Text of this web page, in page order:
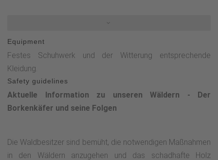
nun am Nordrand des großen Ferienparks vorbei zur
„Hasenkammer“ mit zwei Bauernhöfen und einem
Campingplatz. Wir gehen bergauf, biegen aber gleich wieder
links ab, Wegweiser Am Scheid. In ¼ Stunde erreichen wir
die Grillhütte Kuckucksuhle. Wir wandern nun auch ein Stück
auf dem Medebacher Bergweg nach rechts, biegen nach
befestigten Wald/Feldweg und treffen dann auf den
asphaltierten Weg, dem wir nach rechts folgen. Auf der
Equipment
Festes Schuhwerk und der Witterung entsprechende
Kleidung.
Safety guidelines
Aktuelle Information zu unseren Wäldern - Der
Borkenkäfer und seine Folgen
Die Waldbesitzer sind bemüht, die notwendigen Maßnahmen
in den Wäldern anzugehen und das schadhafte Holz